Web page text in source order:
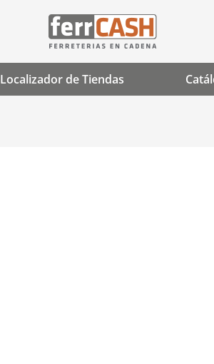
Localizador de Tiendas